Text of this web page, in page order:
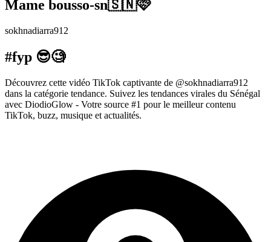
Mame bousso-sn🇸🇳🩷
sokhnadiarra912
#fyp 😎🧐
Découvrez cette vidéo TikTok captivante de @sokhnadiarra912
dans la catégorie tendance. Suivez les tendances virales du Sénégal
avec DiodioGlow - Votre source #1 pour le meilleur contenu
TikTok, buzz, musique et actualités.